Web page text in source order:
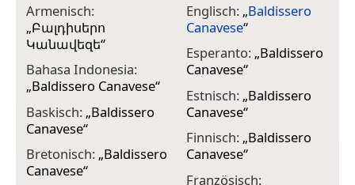
Armenisch:
„Բալդիսերո
Կանավեզե“
Bahasa Indonesia:
„Baldissero Canavese“
Baskisch: „Baldissero
Canavese“
Bretonisch: „Baldissero
Canavese“
Englisch: „Baldissero
Canavese“
Esperanto: „Baldissero
Canavese“
Estnisch: „Baldissero
Canavese“
Finnisch: „Baldissero
Canavese“
Französisch: